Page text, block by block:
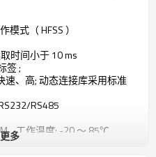
式（ HFSS ）
时间小于 10 ms
签 ;
速、高; 动态连接库采用标准
RS485
工作温度: -20 ～ 85℃
多